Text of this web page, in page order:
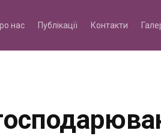
нас Публікації Контакти